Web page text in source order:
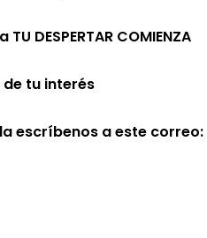
DESPERTAR COMIENZA
de tu interés
escríbenos a este correo: